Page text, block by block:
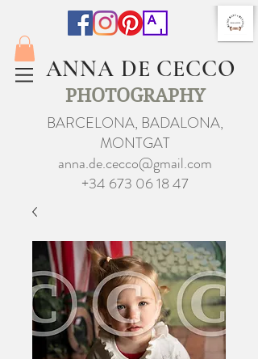
ANNA DE CECCO
PHOTOGRAPHY
BARCELONA, BADALONA,
MONTGAT
anna.de.cecco@gmail.com
+34 673 06 18 47